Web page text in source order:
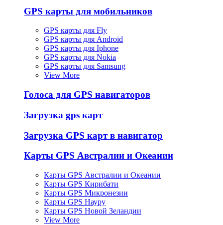
GPS карты для мобильников
GPS карты для Fly
GPS карты для Android
GPS карты для Iphone
GPS карты для Nokia
GPS карты для Samsung
View More
Голоса для GPS навигаторов
Загрузка gps карт
Загрузка GPS карт в навигатор
Карты GPS Австралии и Океании
Карты GPS Австралии и Океании
Карты GPS Кирибати
Карты GPS Микронезии
Карты GPS Науру
Карты GPS Новой Зеландии
View More